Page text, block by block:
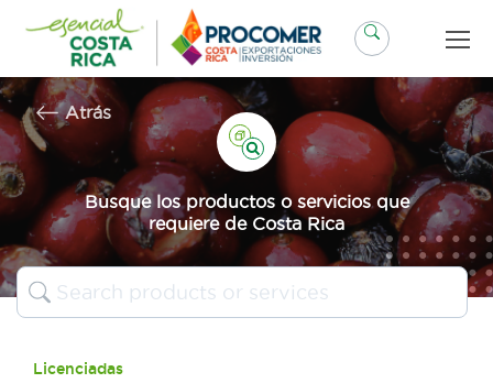
contenido
Atrás
Busque los productos o servicios que
requiere de Costa Rica
Licenciadas